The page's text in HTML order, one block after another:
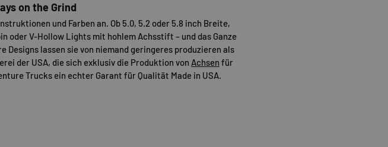
on the Grind
und Farben an. Ob 5.0, 5.2 oder 5.8 inch Breite,
oder V-Hollow Lights mit hohlem Achsstift – und das Ganze
lassen sie von niemand geringeres produzieren als
der USA, die sich exklusiv die Produktion von Achsen für
Trucks ein echter Garant für Qualität Made in USA.